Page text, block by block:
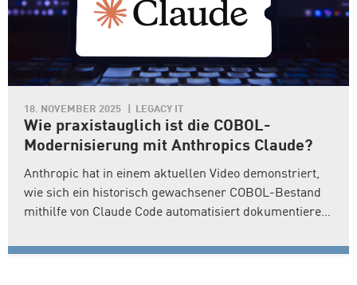
18. NOVEMBER 2025 LEGACY IT
Wie praxistauglich ist die COBOL-
Modernisierung mit Anthropics Claude?
Anthropic hat in einem aktuellen Video demonstriert,
wie sich ein historisch gewachsener COBOL-Bestand
mithilfe von Claude Code automatisiert dokumentieren
Beispiel nutzt das Unternehmen das öffentlich